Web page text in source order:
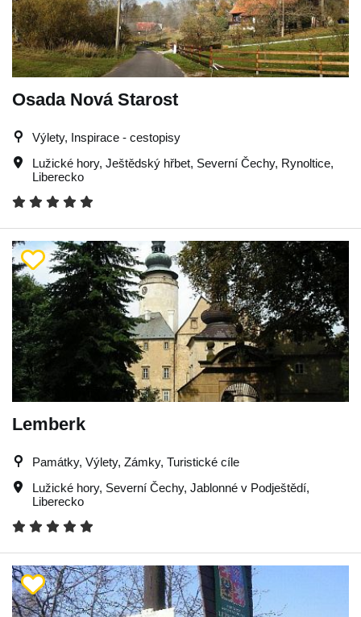
Osada Nová Starost
Výlety, Inspirace - cestopisy
Lužické hory, Ještědský hřbet, Severní Čechy, Rynoltice,
Liberecko
Lemberk
Památky, Výlety, Zámky, Turistické cíle
Lužické hory, Severní Čechy, Jablonné v Podještědí,
Liberecko